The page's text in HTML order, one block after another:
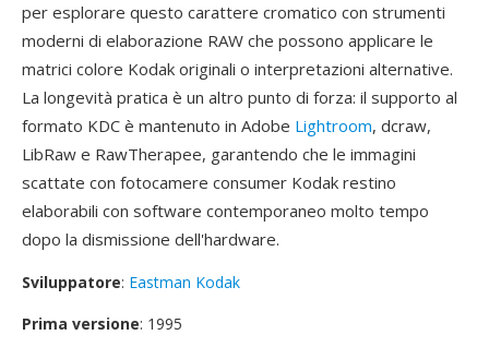
per esplorare questo carattere cromatico con strumenti
moderni di elaborazione RAW che possono applicare le
matrici colore Kodak originali o interpretazioni alternative.
La longevità pratica è un altro punto di forza: il supporto al
formato KDC è mantenuto in Adobe Lightroom, dcraw,
LibRaw e RawTherapee, garantendo che le immagini
scattate con fotocamere consumer Kodak restino
elaborabili con software contemporaneo molto tempo
dopo la dismissione dell'hardware.
Sviluppatore: Eastman Kodak
Prima versione: 1995